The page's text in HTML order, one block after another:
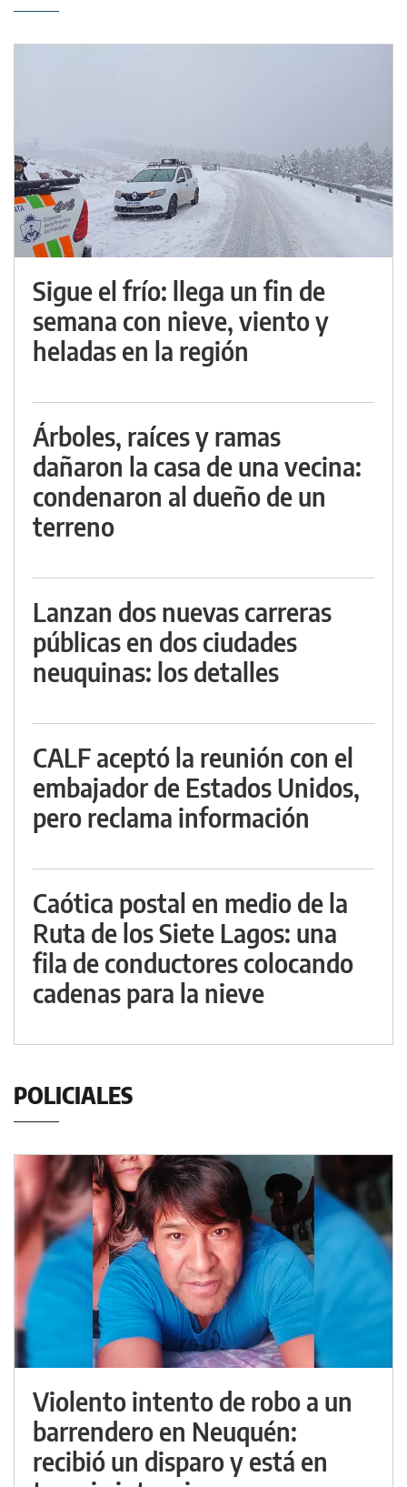
Sigue el frío: llega un fin de
semana con nieve, viento y
heladas en la región
Árboles, raíces y ramas
dañaron la casa de una vecina:
condenaron al dueño de un
terreno
Lanzan dos nuevas carreras
públicas en dos ciudades
neuquinas: los detalles
CALF aceptó la reunión con el
embajador de Estados Unidos,
pero reclama información
Caótica postal en medio de la
Ruta de los Siete Lagos: una
fila de conductores colocando
cadenas para la nieve
POLICIALES
Violento intento de robo a un
barrendero en Neuquén:
recibió un disparo y está en